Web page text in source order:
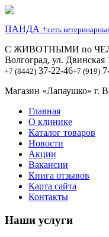
ПАНДА +сеть
С ЖИВОТНЫМИ по
Волгоград, ул. Двинская
+7 (8442) 37-22-46+7 (919)
Магазин «Лапаушко» г.
Главная
О клинике
Каталог товаров
Новости
Акции
Вакансии
Книга отзывов
Карта сайта
Контакты
Наши услуги